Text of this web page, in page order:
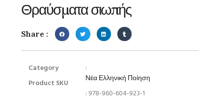
Θραύσματα σιωπής
Share :
Category
Product SKU
:
Νέα Ελληνική Ποίηση
: 978-960-604-923-1